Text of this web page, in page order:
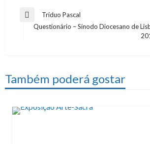
Navegação
PreviousTríduo Pascal
Questionário – Sínodo Diocesano de
Também poderá gostar